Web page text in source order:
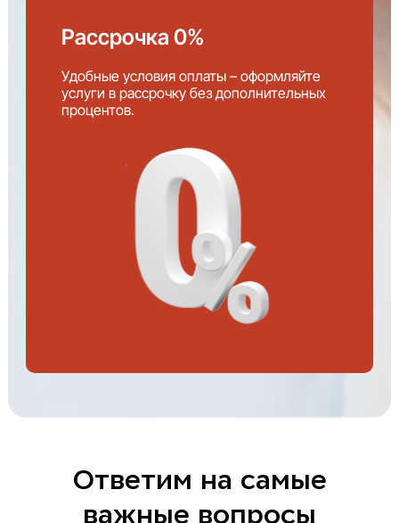
Рассрочка 0%
Удобные условия оплаты – оформляйте
услуги в рассрочку без дополнительных
процентов.
Ответим на самые
важные вопросы